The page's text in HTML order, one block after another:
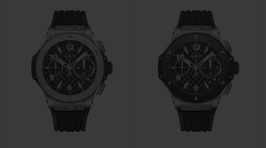
COLORED CERAMIC
EXKLUSIV
KONTAKT